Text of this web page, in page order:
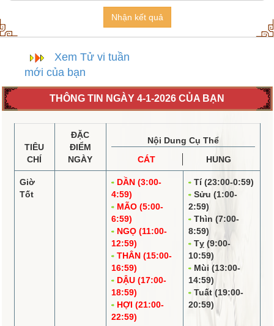
Nhận kết quả
Xem Tử vi tuần
mới của bạn
THÔNG TIN NGÀY 4-1-2026 CỦA BẠN
TIÊU
CHÍ
ĐẶC
ĐIỂM
NGÀY
Nội Dung Cụ Thể
CÁT
HUNG
Giờ
Tốt
DẦN (3:00-
4:59)
MÃO (5:00-
6:59)
NGỌ (11:00-
12:59)
THÂN (15:00-
16:59)
DẬU (17:00-
18:59)
HỢI (21:00-
22:59)
Tí (23:00-0:59)
Sửu (1:00-
2:59)
Thìn (7:00-
8:59)
Tỵ (9:00-
10:59)
Mùi (13:00-
14:59)
Tuất (19:00-
20:59)